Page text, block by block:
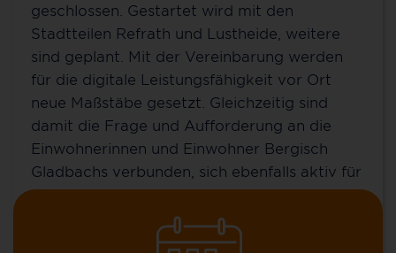
geschlossen. Gestartet wird mit den
Stadtteilen Refrath und Lustheide, weitere
sind geplant. Mit der Vereinbarung werden
für die digitale Leistungsfähigkeit vor Ort
neue Maßstäbe gesetzt. Gleichzeitig sind
damit die Frage und Aufforderung an die
Einwohnerinnen und Einwohner Bergisch
Gladbachs verbunden, sich ebenfalls aktiv für
diese Investition in die Zukunft zu
entscheiden. Im Zuge von „Homeoffice statt
Pendeln“ gewinnt eine zuverlässige
Kontakt für Bergisch Gladbach
Sie möchten mehr über 100 % Glasfaser bis ins
Zuhause (FTTH), über unsere günstigen MyNet-
Tarife und unsere Zusatzoptionen erfahren? Oder
Sie wollen schon einen Vertrag abschließen?